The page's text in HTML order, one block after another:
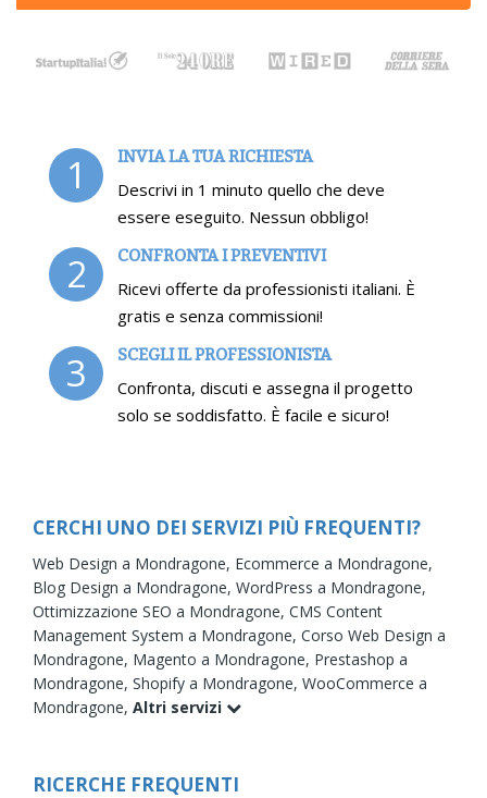
1 INVIA LA TUA RICHIESTA
Descrivi in 1 minuto quello che deve
essere eseguito. Nessun obbligo!
2 CONFRONTA I PREVENTIVI
Ricevi offerte da professionisti italiani. È
gratis e senza commissioni!
3 SCEGLI IL PROFESSIONISTA
Confronta, discuti e assegna il progetto
solo se soddisfatto. È facile e sicuro!
CERCHI UNO DEI SERVIZI PIÙ FREQUENTI?
Web Design a Mondragone, Ecommerce a Mondragone,
Blog Design a Mondragone, WordPress a Mondragone,
Ottimizzazione SEO a Mondragone, CMS Content
Management System a Mondragone, Corso Web Design a
Mondragone, Magento a Mondragone, Prestashop a
Mondragone, Shopify a Mondragone, WooCommerce a
Mondragone, Altri servizi
RICERCHE FREQUENTI